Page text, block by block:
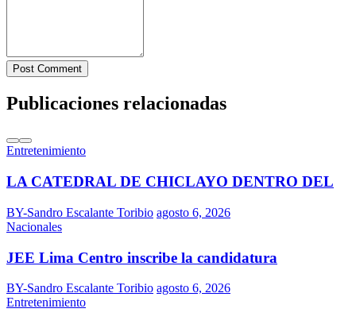
Post Comment
Publicaciones relacionadas
Entretenimiento
LA CATEDRAL DE CHICLAYO DENTRO DEL
BY-Sandro Escalante Toribio agosto 6, 2026
Nacionales
JEE Lima Centro inscribe la candidatura
BY-Sandro Escalante Toribio agosto 6, 2026
Entretenimiento